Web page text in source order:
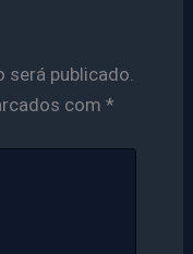
será publicado.
com *